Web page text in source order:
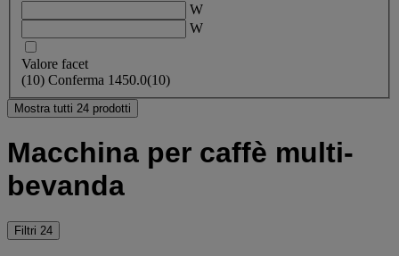
W
W
Valore facet
(10) Conferma 1450.0(10)
Mostra tutti 24 prodotti
Macchina per caffè multi-
bevanda
Filtri 24